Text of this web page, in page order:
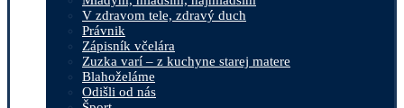
V zdravom tele, zdravý duch
Právnik
Zápisník včelára
Zuzka varí – z kuchyne starej matere
Blahoželáme
Odišli od nás